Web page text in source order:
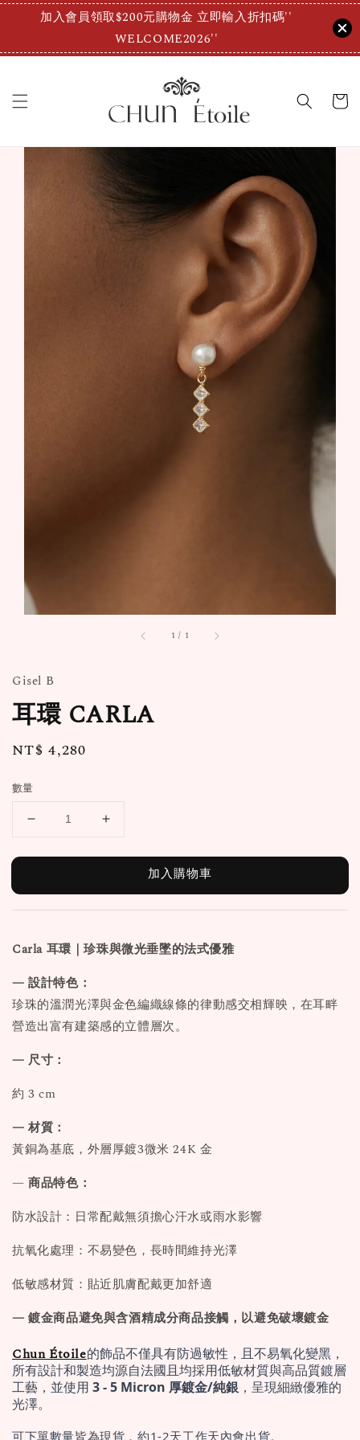
加入會員領取$200元購物金 立即輸入折扣碼''
WELCOME2026''
1 / 1
Gisel B
耳環 CARLA
Regular
NT$ 4,280
數量
加入購物車
Carla 耳環｜珍珠與微光垂墜的法式優雅
— 設計特色：
珍珠的溫潤光澤與金色編織線條的律動感交相輝映，在耳畔
營造出富有建築感的立體層次。
— 尺寸：
約 3 cm
— 材質：
黃銅為基底，外層厚鍍3微米 24K 金
—商品特色：
防水設計：日常配戴無須擔心汗水或雨水影響
抗氧化處理：不易變色，長時間維持光澤
低敏感材質：貼近肌膚配戴更加舒適
— 鍍金商品避免與含酒精成分商品接觸，以避免破壞鍍金
Chun Étoile的飾品不僅具有防過敏性，且不易氧化變黑，
所有設計和製造均源自法國且均採用低敏材質與高品質鍍層
工藝，並使用 3 - 5 Micron 厚鍍金/純銀 ，呈現細緻優雅的
光澤。
可下單數量皆為現貨，約1-2天工作天內會出貨。